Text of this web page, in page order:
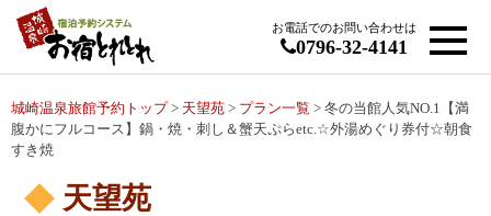
お電話でのお問い合わせは
0796-32-4141
城崎温泉旅館予約トップ > 天望苑 > プラン一覧 > 冬の当館人気NO.1【満
腹かにフルコース】鍋・焼・刺し＆蟹天ぷらetc.☆外湯めぐり券付☆朝食
すき焼
天望苑